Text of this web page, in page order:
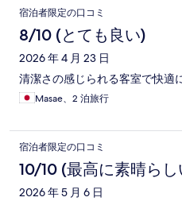
口
コ
ミ
宿泊者限定の口コミ
8/10 (とても良い)
2026 年 4 月 23 日
清潔さの感じられる客室で快適
Masae、2 泊旅行
宿泊者限定の口コミ
10/10 (最高に素晴らし
2026 年 5 月 6 日